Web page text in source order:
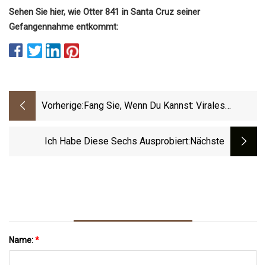
Sehen Sie hier, wie Otter 841 in Santa Cruz seiner
Gefangennahme entkommt:
Vorherige: Fang Sie, Wenn Du Kannst: Virales
Ich Habe Diese Sechs Ausprobiert:nächste
Name:*